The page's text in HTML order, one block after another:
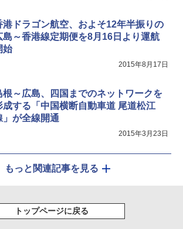
港ドラゴン航空、およそ12年半振りの
島～香港線定期便を8月16日より運航
始
2015年8月17日
根～広島、四国までのネットワークを
成する「中国横断自動車道 尾道松江
」が全線開通
2015年3月23日
もっと関連記事を見る
トップページに戻る